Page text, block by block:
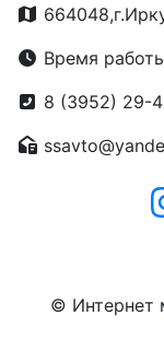
Время
8 (3952) 29-
© Интернет